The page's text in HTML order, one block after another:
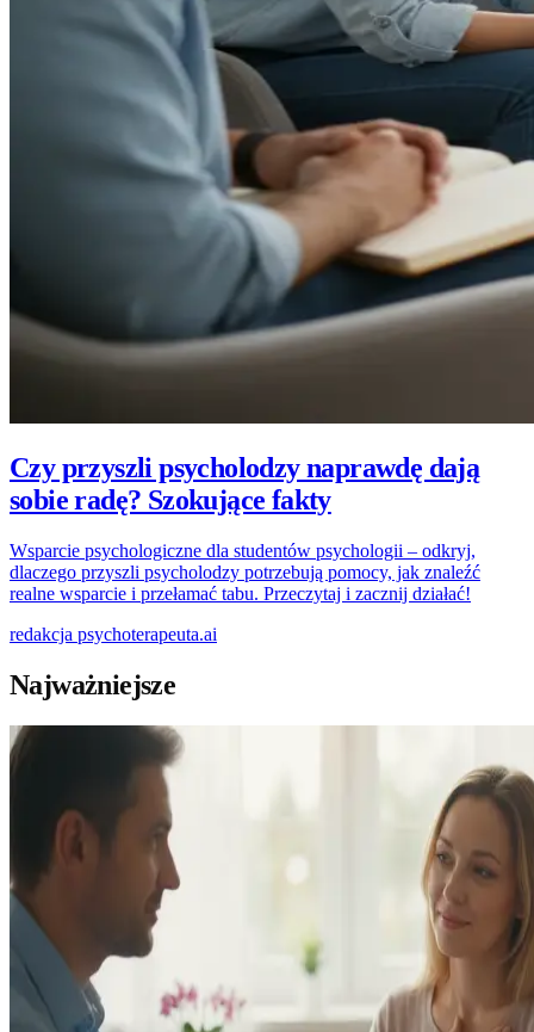
Czy przyszli psycholodzy naprawdę dają
sobie radę? Szokujące fakty
Wsparcie psychologiczne dla studentów psychologii – odkryj,
dlaczego przyszli psycholodzy potrzebują pomocy, jak znaleźć
realne wsparcie i przełamać tabu. Przeczytaj i zacznij działać!
redakcja psychoterapeuta.ai
Najważniejsze